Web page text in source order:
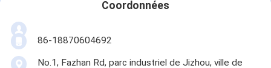
Coordonnées
86-18870604692
No.1, Fazhan Rd, parc industriel de Jizhou, ville de